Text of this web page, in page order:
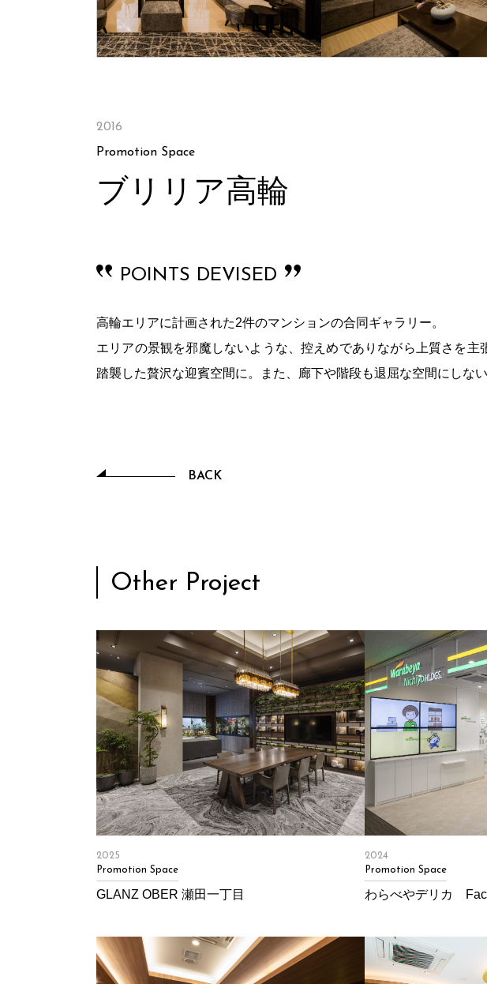
2016
Promotion Space
ブリリア高輪
POINTS DEVISED
高輪エリアに計画された2件のマンションの合同ギャラリー。
エリアの景観を邪魔しないような、控えめでありながら上質さを
踏襲した贅沢な迎賓空間に。また、廊下や階段も退屈な空間にしな
BACK
Other Project
2025
Promotion Space
GLANZ OBER 瀬田一丁目
2024
Promotion Space
わらべやデリカ